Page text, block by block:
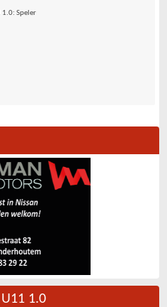
1.0: Speler
1.0